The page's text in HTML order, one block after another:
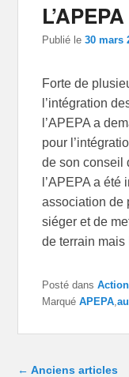
Publié le30 mars
Forte de
l’intégration
l’APEPA a
pour
de son conseil
l’APEPA a
association de
siéger et de
de terrain mais
Posté dans
Marqué APEPA ,
Navigation dans les
← Anciens articles